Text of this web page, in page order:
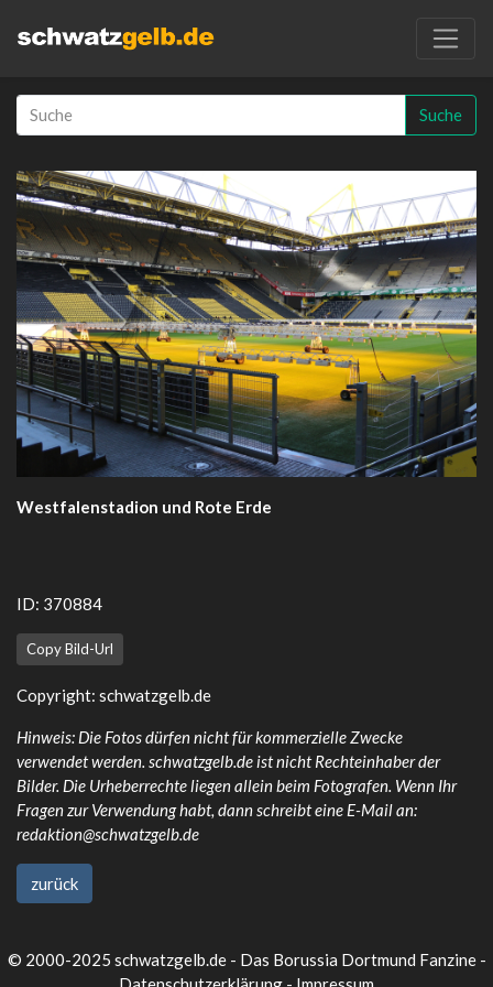
Suche
Westfalenstadion und Rote Erde
ID: 370884
Copy Bild-Url
Copyright: schwatzgelb.de
Hinweis: Die Fotos dürfen nicht für kommerzielle Zwecke
verwendet werden. schwatzgelb.de ist nicht Rechteinhaber der
Bilder. Die Urheberrechte liegen allein beim Fotografen. Wenn Ihr
Fragen zur Verwendung habt, dann schreibt eine E-Mail an:
redaktion@schwatzgelb.de
zurück
© 2000-2025 schwatzgelb.de - Das Borussia Dortmund Fanzine -